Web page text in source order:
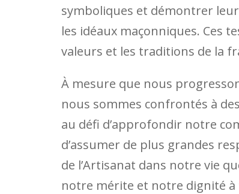
symboliques et démontrer
les idéaux maçonniques. Ces
valeurs et les traditions de la
À mesure que nous
nous sommes confrontés à
au défi d’approfondir notre
d’assumer de plus grandes
de l’Artisanat dans notre vie
notre mérite et notre dignité à